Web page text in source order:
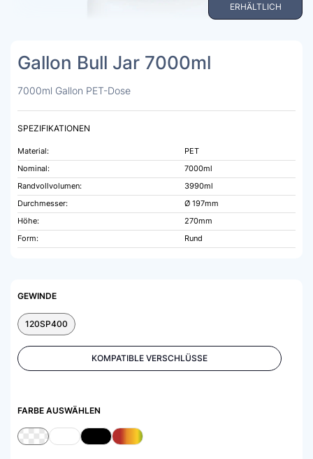
ERHÄLTLICH
Gallon Bull Jar 7000ml
7000ml Gallon PET-Dose
SPEZIFIKATIONEN
Material:
PET
Nominal:
7000ml
Randvollvolumen:
3990ml
Durchmesser:
Ø 197mm
Höhe:
270mm
Form:
Rund
GEWINDE
120SP400
KOMPATIBLE VERSCHLÜSSE
FARBE AUSWÄHLEN